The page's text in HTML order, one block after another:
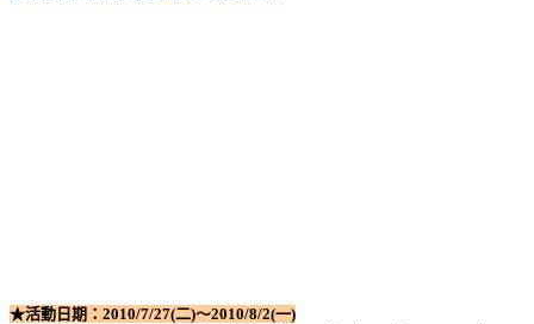
★活動日期： 2010/7/27(二)～2010/8/2(一)